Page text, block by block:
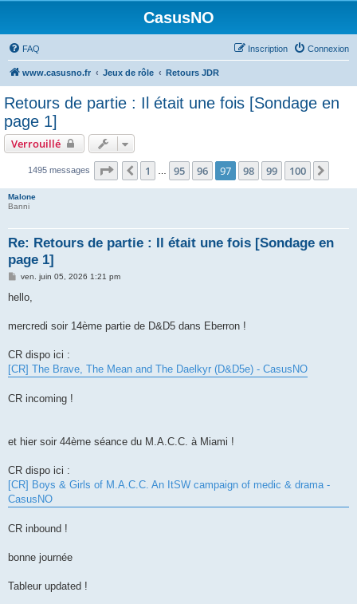
CasusNO
FAQ Connexion
Inscription
www.casusno.fr Jeux de rôle Retours JDR
Retours de partie : Il était une fois [Sondage en
page 1]
Verrouillé
1495 messages Page 97 sur 100
Précédent
1 95 96 97 98 99 100
Malone
Banni
Re: Retours de partie : Il était une fois [Sondage en
page 1]
M
s
g
ven. juin 05, 2026 1:21 pm
hello,
mercredi soir 14ème partie de D&D5 dans Eberron !
CR dispo ici :
[CR] The Brave, The Mean and The Daelkyr (D&D5e) - CasusNO
CR incoming !
et hier soir 44ème séance du M.A.C.C. à Miami !
CR dispo ici :
[CR] Boys & Girls of M.A.C.C. An ItSW campaign of medic & drama -
CasusNO
CR inbound !
bonne journée
Tableur updated !